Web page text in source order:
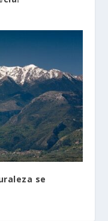
se